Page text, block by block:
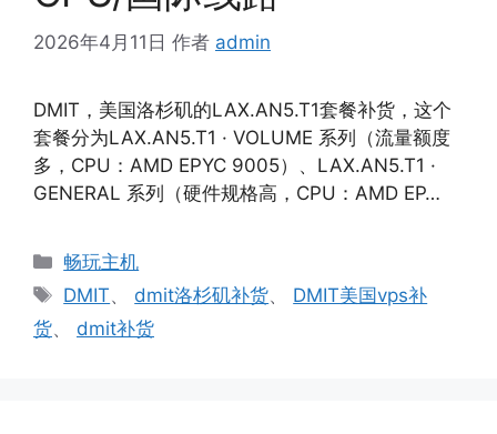
2026年4月11日 作者 admin
DMIT，美国洛杉矶的LAX.AN5.T1套餐补货，这个
套餐分为LAX.AN5.T1 · VOLUME 系列（流量额度
多，CPU：AMD EPYC 9005）、LAX.AN5.T1 ·
GENERAL 系列（硬件规格高，CPU：AMD EP…
分
类
畅玩主机
标
DMIT、 dmit洛杉矶补货、 DMIT美国vps补
货、 dmit补货